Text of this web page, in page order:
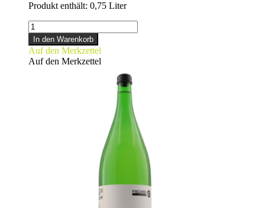
Produkt enthält: 0,75 Liter
SILVANER
Menge
In den Warenkorb
Auf den Merkzettel
Auf den Merkzettel